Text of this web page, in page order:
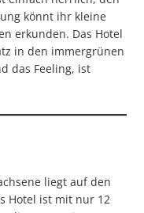
könnt ihr kleine
erkunden. Das Hotel
in den immergrünen
das Feeling, ist
liegt auf den
Hotel ist mit nur 12